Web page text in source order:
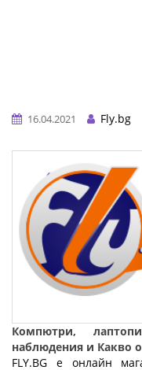
16.04.2021
Fly.bg
Компютри,
наблюдения и Какво
FLY.BG е онлайн